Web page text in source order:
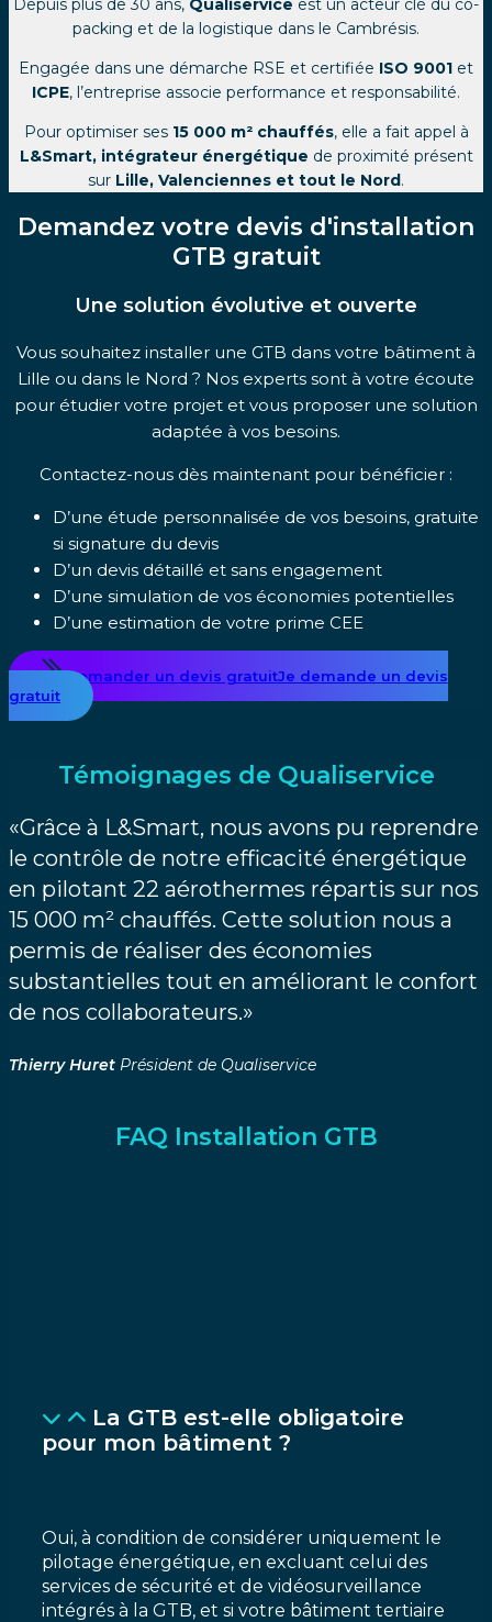
Depuis plus de 30 ans, Qualiservice est un acteur clé du co-
packing et de la logistique dans le Cambrésis.
Engagée dans une démarche RSE et certifiée ISO 9001 et
ICPE, l’entreprise associe performance et responsabilité.
Pour optimiser ses 15 000 m² chauffés, elle a fait appel à
L&Smart, intégrateur énergétique de proximité présent
sur Lille, Valenciennes et tout le Nord.
Demandez votre devis d'installation
GTB gratuit
Une solution évolutive et ouverte
Vous souhaitez installer une GTB dans votre bâtiment à
Lille ou dans le Nord ? Nos experts sont à votre écoute
pour étudier votre projet et vous proposer une solution
adaptée à vos besoins.
Contactez-nous dès maintenant pour bénéficier :
D’une étude personnalisée de vos besoins, gratuite
si signature du devis
D’un devis détaillé et sans engagement
D’une simulation de vos économies potentielles
D’une estimation de votre prime CEE
Demander un devis gratuitJe demande un devis
gratuit
Témoignages de Qualiservice
«Grâce à L&Smart, nous avons pu reprendre
le contrôle de notre efficacité énergétique
en pilotant 22 aérothermes répartis sur nos
15 000 m² chauffés. Cette solution nous a
permis de réaliser des économies
substantielles tout en améliorant le confort
de nos collaborateurs.»
Thierry Huret Président de Qualiservice
FAQ Installation GTB
La GTB est-elle obligatoire
pour mon bâtiment ?
Oui, à condition de considérer uniquement le
pilotage énergétique, en excluant celui des
services de sécurité et de vidéosurveillance
intégrés à la GTB, et si votre bâtiment tertiaire